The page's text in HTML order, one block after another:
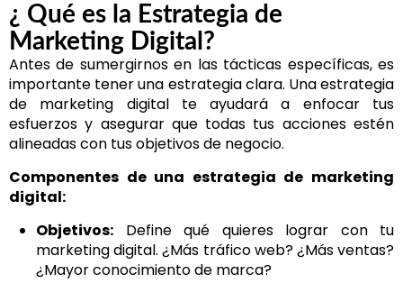
¿ Qué es la Estrategia de
Marketing Digital?
Antes de sumergirnos en las tácticas específicas, es
importante tener una estrategia clara. Una estrategia
de marketing digital te ayudará a enfocar tus
esfuerzos y asegurar que todas tus acciones estén
alineadas con tus objetivos de negocio.
Componentes de una estrategia de marketing
digital:
Objetivos: Define qué quieres lograr con tu
marketing digital. ¿Más tráfico web? ¿Más ventas?
¿Mayor conocimiento de marca?